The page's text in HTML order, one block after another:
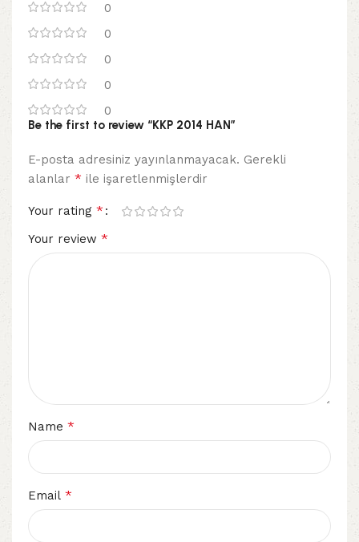
0
0
0
0
0
Be the first to review “KKP 2014 HAN”
E-posta adresiniz yayınlanmayacak. Gerekli
alanlar * ile işaretlenmişlerdir
Your rating *
Your review *
Name *
Email *